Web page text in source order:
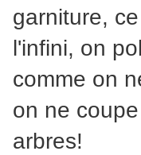
garniture,
l'infini, on
comme on
on ne
arbres!